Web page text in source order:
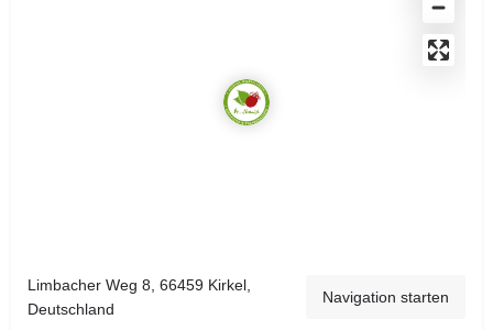
Limbacher Weg 8, 66459 Kirkel,
Deutschland
Navigation starten